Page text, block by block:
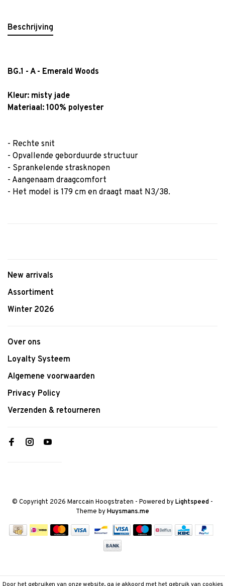
Beschrijving
BG.1 - A - Emerald Woods
Kleur: misty jade
Materiaal: 100% polyester
- Rechte snit
- Opvallende geborduurde structuur
- Sprankelende strasknopen
- Aangenaam draagcomfort
- Het model is 179 cm en draagt maat N3/38.
New arrivals
Assortiment
Winter 2026
Over ons
Loyalty Systeem
Algemene voorwaarden
Privacy Policy
Verzenden & retourneren
© Copyright 2026 Marccain Hoogstraten - Powered byLightspeed -
Theme byHuysmans.me